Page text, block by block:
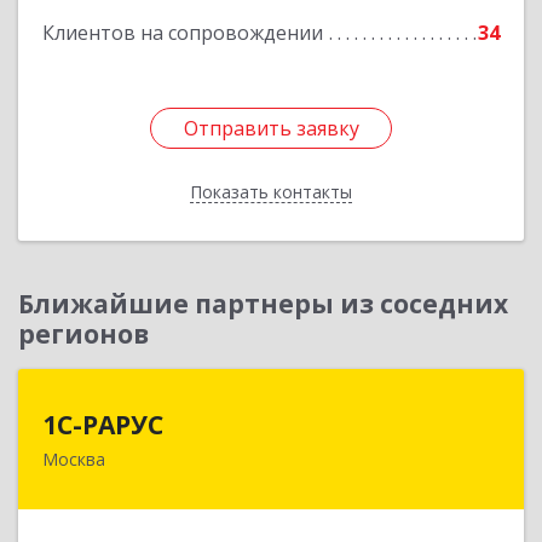
Клиентов на сопровождении 34
Отправить заявку
Показать контакты
Отправить заявку
Назад
Ближайшие партнеры из соседних
регионов
1С-РАРУС
Москва127434, Москва г, Дмитровское ш, дом № 9Б